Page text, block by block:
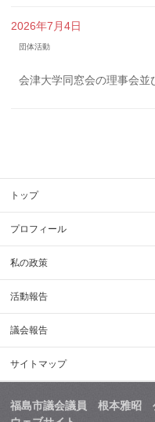
2026年7月4日
団体活動
会津大学同窓会の理事会並
トップ
プロフィール
私の政策
活動報告
議会報告
サイトマップ
福島市議会議員 根本雅昭